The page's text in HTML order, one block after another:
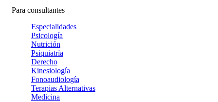
Para consultantes
Especialidades
Psicología
Nutrición
Psiquiatría
Derecho
Kinesiología
Fonoaudiología
Terapias Alternativas
Medicina